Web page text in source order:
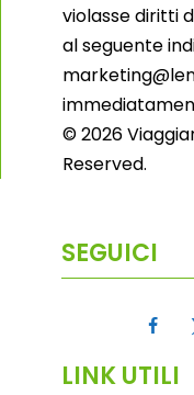
violasse diritti
al seguente
© 2026
Reserved.
SEGUICI
LINK UTILI